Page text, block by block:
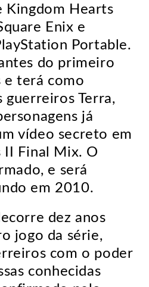
Kingdom Hearts
Enix e
Portable.
do primeiro
e terá como
guerreiros Terra,
já
vídeo secreto em
II Final Mix. O
e será
em 2010.
dez anos
jogo da série,
com o poder
conhecidas